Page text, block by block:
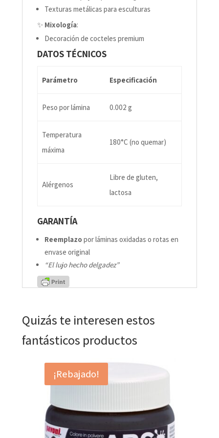
Texturas metálicas para esculturas
✨ Mixología:
Decoración de cocteles premium
DATOS TÉCNICOS
Parámetro Especificación
Peso por lámina 0.002 g
Temperatura
máxima
180°C (no quemar)
Alérgenos
Libre de gluten,
lactosa
GARANTÍA
Reemplazo por láminas oxidadas o rotas en
envase original
“El lujo hecho delgadez”
Quizás te interesen estos
fantásticos productos
¡Rebajado!